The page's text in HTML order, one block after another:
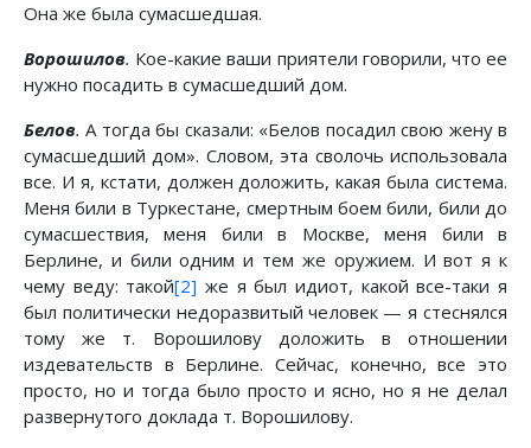
Она же была сумасшедшая.
Ворошилов. Кое-какие ваши приятели говорили, что ее
нужно посадить в сумасшедший дом.
Белов. А тогда бы сказали: «Белов посадил свою жену в
сумасшедший дом». Словом, эта сволочь использовала
все. И я, кстати, должен доложить, какая была система.
Меня били в Туркестане, смертным боем били, били до
сумасшествия, меня били в Москве, меня били в
Берлине, и били одним и тем же оружием. И вот я к
чему веду: такой[2] же я был идиот, какой все-таки я
был политически недоразвитый человек — я стеснялся
тому же т. Ворошилову доложить в отношении
издевательств в Берлине. Сейчас, конечно, все это
просто, но и тогда было просто и ясно, но я не делал
развернутого доклада т. Ворошилову.